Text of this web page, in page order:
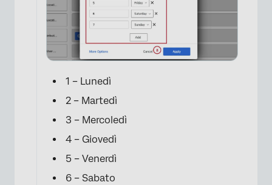
×
1 – Lunedì
2 – Martedì
3 – Mercoledì
4 – Giovedì
5 – Venerdì
6 – Sabato